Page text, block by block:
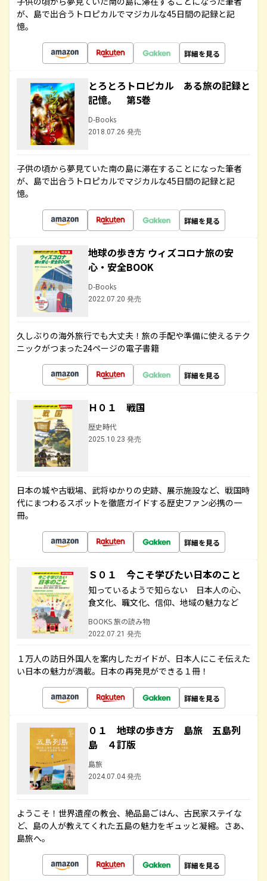
が、島で出合うトロピカルでマジカルな45日間の記録と記
憶。
詳細を見る
とろとろトロピカル ある旅の記録と
記憶。 第5巻
D-Books
2018.07.26 発売
子供の頃から夢見ていた南の島に滞在することになった筆者
が、島で出合うトロピカルでマジカルな45日間の記録と記
憶。
詳細を見る
地球の歩き方 ウィズコロナ旅の安
心・安全BOOK
D-Books
2022.07.20 発売
久しぶりの海外旅行でも大丈夫！旅の手配や準備に使えるテク
ニックがつまった24ページの電子書籍
詳細を見る
Ｈ０１ 戦国
歴史時代
2025.10.23 発売
日本の城や古戦場、武将ゆかりの史跡、展示施設など、戦国時
代にまつわるスポットを徹底ガイドする歴史ファン必携の一
冊。
詳細を見る
Ｓ０１ 今こそ学びたい日本のこと
知っているようで知らない 日本人の心、
食文化、職文化、信仰、地域の魅力など
BOOKS 旅の読み物
2022.07.21 発売
１万人の訪日外国人を案内したガイドが、日本人にこそ伝えた
い日本の魅力が満載。日本の再発見ができる１冊！
詳細を見る
０１ 地球の歩き方 島旅 五島列
島 ４訂版
島旅
2024.07.04 発売
ようこそ！世界遺産の教会、絶品島ごはん、古民家ステイな
ど、島の人が教えてくれた五島の魅力をギュッと凝縮。さあ、
島旅へ。
詳細を見る